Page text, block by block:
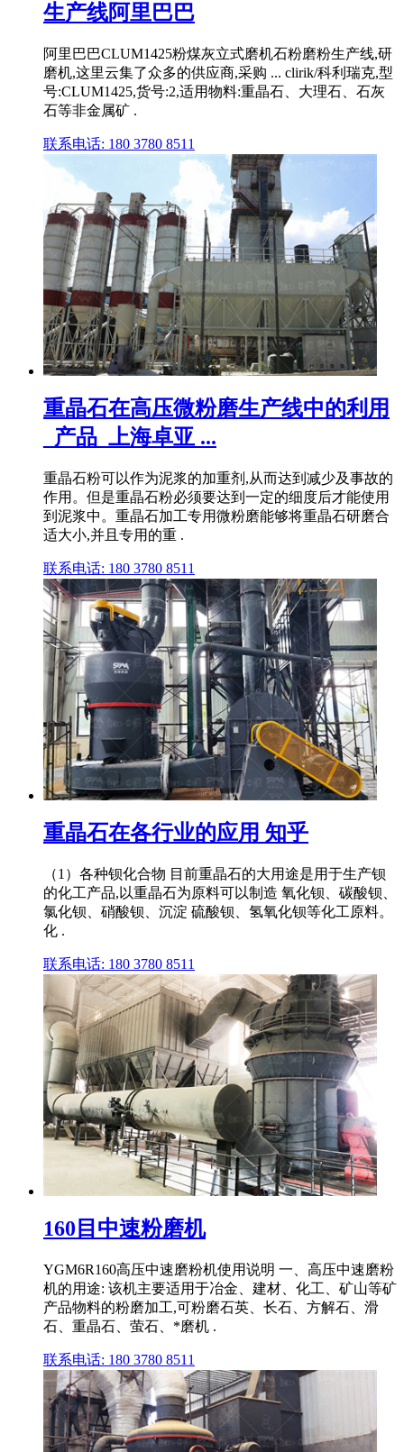
生产线阿里巴巴
阿里巴巴CLUM1425粉煤灰立式磨机石粉磨粉生产线,研
磨机,这里云集了众多的供应商,采购 ... clirik/科利瑞克,型
号:CLUM1425,货号:2,适用物料:重晶石、大理石、石灰
石等非金属矿 .
联系电话: 180 3780 8511
重晶石在高压微粉磨生产线中的利用
_产品_上海卓亚 ...
重晶石粉可以作为泥浆的加重剂,从而达到减少及事故的
作用。但是重晶石粉必须要达到一定的细度后才能使用
到泥浆中。重晶石加工专用微粉磨能够将重晶石研磨合
适大小,并且专用的重 .
联系电话: 180 3780 8511
重晶石在各行业的应用 知乎
（1）各种钡化合物 目前重晶石的大用途是用于生产钡
的化工产品,以重晶石为原料可以制造 氧化钡、碳酸钡、
氯化钡、硝酸钡、沉淀 硫酸钡、氢氧化钡等化工原料。
化 .
联系电话: 180 3780 8511
160目中速粉磨机
YGM6R160高压中速磨粉机使用说明 一、高压中速磨粉
机的用途: 该机主要适用于冶金、建材、化工、矿山等矿
产品物料的粉磨加工,可粉磨石英、长石、方解石、滑
石、重晶石、萤石、*磨机 .
联系电话: 180 3780 8511